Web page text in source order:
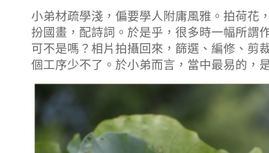
小弟材疏學淺，偏要學人附庸風雅。拍荷花
扮國畫，配詩詞。於是乎，很多時一幅所謂
可不是嗎？相片拍攝回來，篩選、編修、剪
個工序少不了。於小弟而言，當中最易的，